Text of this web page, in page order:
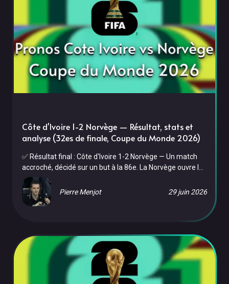
Côte d'Ivoire 1-2 Norvège — Résultat, stats et
analyse (32es de finale, Coupe du Monde 2026)
✅ Résultat final : Côte d'Ivoire 1-2 Norvège — Un match
accroché, décidé sur un but à la 86e. La Norvège ouvre le
score à la 39e, la Côte d'Ivoire égalise à la 74e dans un
scénario de folie, avant qu'un troisième but norvégien à la
86e ne brise les rêves des Éléphants. La Norvège file en
Pierre Menjot 29 juin 2026